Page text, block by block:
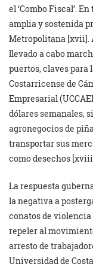
el ‘Combo Fiscal’.
amplia y sostenida
Metropolitana [xvii].
llevado a cabo
puertos, claves para
Costarricense de
Empresarial
dólares semanales,
agronegocios de
transportar sus
como desechos
La respuesta
la negativa a
conatos de
repeler al
arresto de
Universidad de